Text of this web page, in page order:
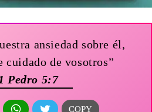
ansiedad sobre él,
cuidado de vosotros”
Pedro 5:7